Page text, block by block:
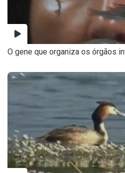
O gene que organiza os órgãos